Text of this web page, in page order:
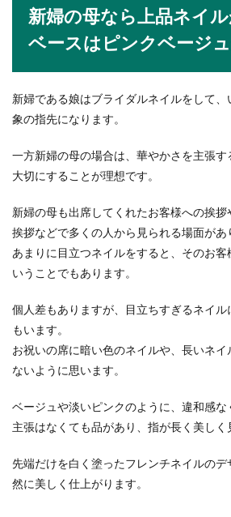
ハローワークから
退する時の方法と
た後になって、様々な
に！親族の和装に
結婚式に親族として参
和装が一般的です。着
新婦の母なら上品ネイル
ベースはピンクベージ
新婦である娘はブライダルネイルをして
象の指先になります。
一方新婦の母の場合は、華やかさを主張
大切にすることが理想です。
新婦の母も出席してくれたお客様への挨
挨拶などで多くの人から見られる場面があ
あまりに目立つネイルをすると、そのお客
いうことでもあります。
個人差もありますが、目立ちすぎるネイル
もいます。
お祝いの席に暗い色のネイルや、長いネ
ないように思います。
ベージュや淡いピンクのように、違和感な
主張はなくても品があり、指が長く美しく
先端だけを白く塗ったフレンチネイルのデ
然に美しく仕上がります。